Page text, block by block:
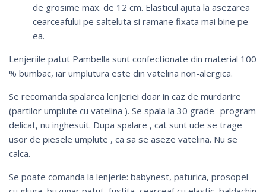
de grosime max. de 12 cm. Elasticul ajuta la asezarea
cearceafului pe salteluta si ramane fixata mai bine pe
ea.
Lenjeriile patut Pambella sunt confectionate din material 100
% bumbac, iar umplutura este din vatelina non-alergica.
Se recomanda spalarea lenjeriei doar in caz de murdarire
(partilor umplute cu vatelina ). Se spala la 30 grade -program
delicat, nu inghesuit. Dupa spalare , cat sunt ude se trage
usor de piesele umplute , ca sa se aseze vatelina. Nu se
calca.
Se poate comanda la lenjerie: babynest, paturica, prosopel